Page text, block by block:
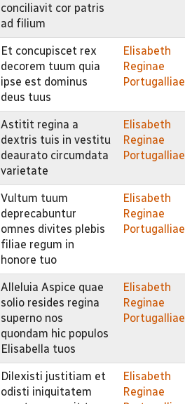
conciliavit cor patris
ad filium
Et concupiscet rex
decorem tuum quia
ipse est dominus
deus tuus
Elisabeth
Reginae
Portugalliae
Astitit regina a
dextris tuis in vestitu
deaurato circumdata
varietate
Elisabeth
Reginae
Portugalliae
Vultum tuum
deprecabuntur
omnes divites plebis
filiae regum in
honore tuo
Elisabeth
Reginae
Portugalliae
Alleluia Aspice quae
solio resides regina
superno nos
quondam hic populos
Elisabella tuos
Elisabeth
Reginae
Portugalliae
Dilexisti justitiam et
odisti iniquitatem
Elisabeth
Reginae